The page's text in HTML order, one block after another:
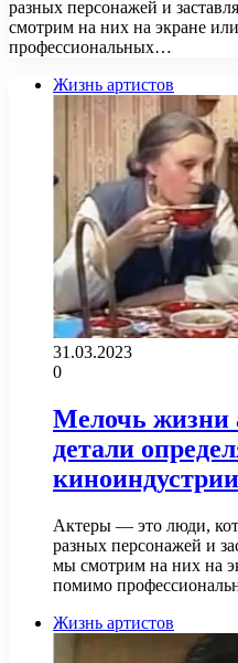
разных персонажей и
смотрим на них на экране
профессиональных…
Жизнь артистов
31.03.2023
0
Мелочь жизни
детали
Актеры — это люди,
разных персонажей и
мы смотрим на них на
помимо
Жизнь артистов